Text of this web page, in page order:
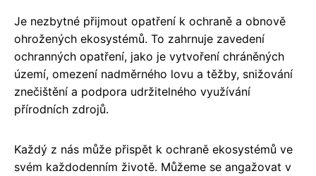
Je nezbytné přijmout opatření k ochraně a obnově
ohrožených ekosystémů. To zahrnuje zavedení
ochranných opatření, jako je vytvoření chráněných
území, omezení nadměrného lovu a těžby, snižování
znečištění a podpora udržitelného využívání
přírodních zdrojů.
Každý z nás může přispět k ochraně ekosystémů ve
svém každodenním životě. Můžeme se angažovat v